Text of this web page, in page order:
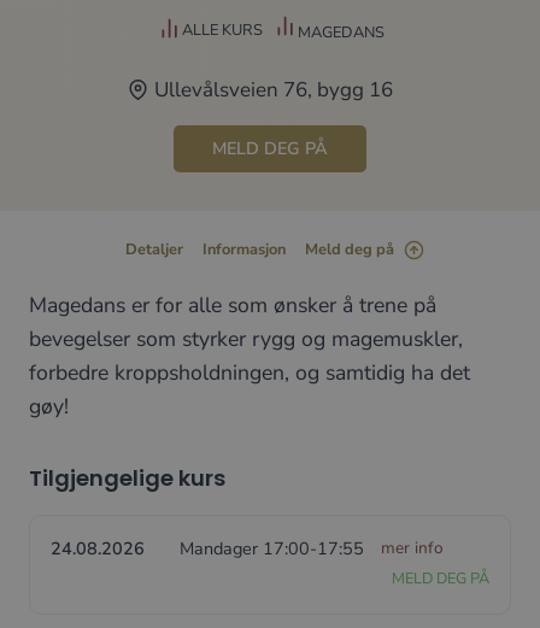
ALLE KURS MAGEDANS
Ullevålsveien 76, bygg 16
MELD DEG PÅ
Detaljer Informasjon Meld deg på
Magedans er for alle som ønsker å trene på
bevegelser som styrker rygg og magemuskler,
forbedre kroppsholdningen, og samtidig ha det
gøy!
Tilgjengelige kurs
24.08.2026 Mandager 17:00-17:55 mer info
MELD DEG PÅ